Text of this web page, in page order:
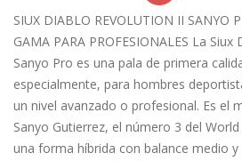
SIUX DIABLO REVOLUTION II SANYO
GAMA PARA PROFESIONALES La
Sanyo Pro es una pala de primera
especialmente, para hombres
un nivel avanzado o profesional. Es el
Sanyo Gutierrez, el número 3 del
una forma híbrida con balance medio